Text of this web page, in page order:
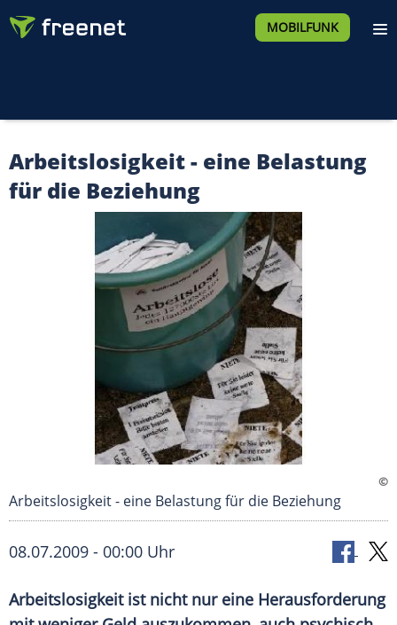
MOBILFUNK
Arbeitslosigkeit - eine Belastung
für die Beziehung
©
Arbeitslosigkeit - eine Belastung für die Beziehung
08.07.2009 - 00:00 Uhr
Arbeitslosigkeit ist nicht nur eine Herausforderung